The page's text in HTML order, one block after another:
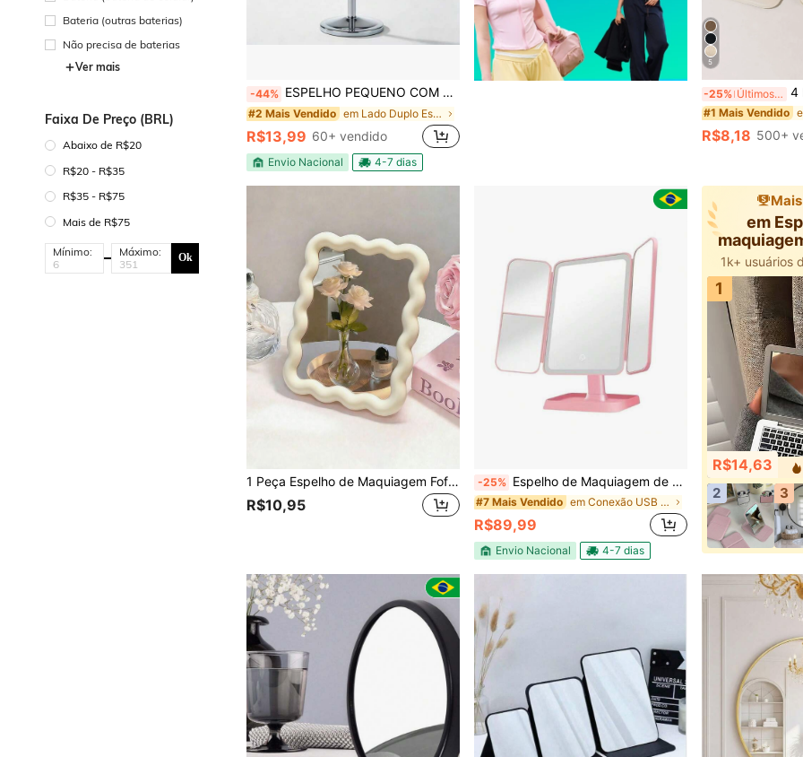
Bateria (outras baterias)
Não precisa de baterias
Ver mais
Faixa De Preço (BRL)
Abaixo de R$20
R$20 - R$35
R$35 - R$75
Mais de R$75
Mínimo: Máximo: Ok
-44% ESPELHO PEQUENO COM ZOOM 8 CM
#2 Mais Vendido em Lado Duplo Espelhos de maquiagem pessoal
R$13,99 60+ vendido
Envio Nacional 4-7 dias
5
-25% Últimos 3 dias 4 Peças Espelho de
#1 Mais Vendido
R$8,18 500+
1 Peça Espelho de Maquiagem Fofo, Design Ondulado na Cor Creme - Espelho Portátil de Dopamina, Montado na Mesa/Parede, Adequado para Uso no Quarto ou Viagem, Dormitório de Estudante, Penteadeira, Viagem, Quarto, Presente Perfeito do Dia dos Namorados para Meninas, Mães e Amigas
R$10,95
-25% Espelho de Maquiagem de mesa LED Penteadeira
#7 Mais Vendido em Conexão USB ou outra conexão de alimentação CC
R$89,99
Envio Nacional 4-7 dias
em
de
1k+ usuários
1
R$14,63
2
3